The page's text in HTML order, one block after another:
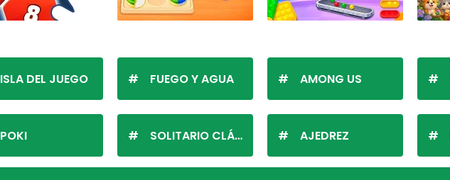
ISLA DEL JUEGO
POKI
FUEGO Y AGUA
SOLITARIO CLÁSICO
AMONG US
AJEDREZ